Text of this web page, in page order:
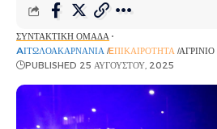
ΣΥΝΤΑΚΤΙΚΉ ΟΜΆΔΑ
AΙΤΩΛΟΑΚΑΡΝΑΝΊΑ EΠΙΚΑΙΡΌΤΗΤΑ ΑΓΡΊΝΙΟ
PUBLISHED 25 ΑΥΓΟΎΣΤΟΥ, 2025